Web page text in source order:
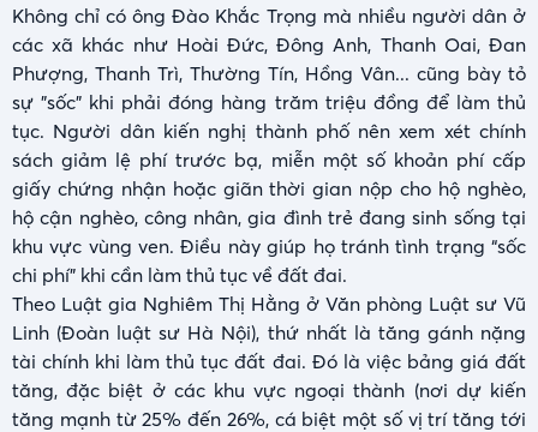
Không chỉ có ông Đào Khắc Trọng mà nhiều người dân ở
các xã khác như Hoài Đức, Đông Anh, Thanh Oai, Đan
Phượng, Thanh Trì, Thường Tín, Hồng Vân... cũng bày tỏ
sự "sốc" khi phải đóng hàng trăm triệu đồng để làm thủ
tục. Người dân kiến nghị thành phố nên xem xét chính
sách giảm lệ phí trước bạ, miễn một số khoản phí cấp
giấy chứng nhận hoặc giãn thời gian nộp cho hộ nghèo,
hộ cận nghèo, công nhân, gia đình trẻ đang sinh sống tại
khu vực vùng ven. Điều này giúp họ tránh tình trạng “sốc
chi phí” khi cần làm thủ tục về đất đai.
Theo Luật gia Nghiêm Thị Hằng ở Văn phòng Luật sư Vũ
Linh (Đoàn luật sư Hà Nội), thứ nhất là tăng gánh nặng
tài chính khi làm thủ tục đất đai. Đó là việc bảng giá đất
tăng, đặc biệt ở các khu vực ngoại thành (nơi dự kiến
tăng mạnh từ 25% đến 26%, cá biệt một số vị trí tăng tới